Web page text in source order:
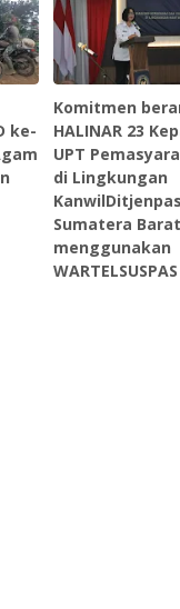
ke-
Komitmen
HALINAR 23
UPT
di Lingkungan
KanwilDitjenpas
Sumatera Barat
menggunakan
WARTELSUSPAS